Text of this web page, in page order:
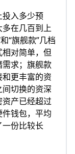
入多少预
在几百到上
“旗舰款”几档
对简单，但
求；旗舰款
更丰富的资
切换的资深
产已经超过
钱包，平均
份比较长